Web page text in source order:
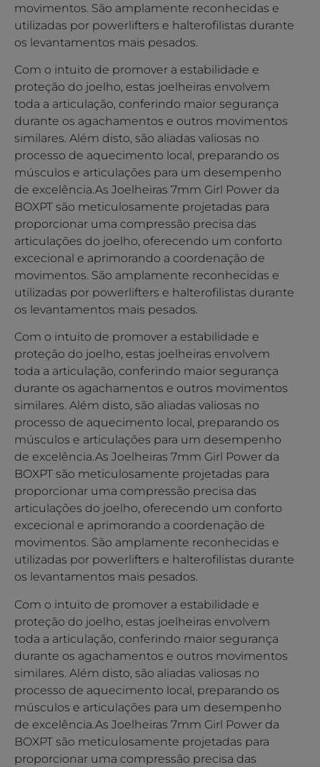
movimentos. São amplamente reconhecidas e
utilizadas por powerlifters e halterofilistas durante
os levantamentos mais pesados.
Com o intuito de promover a estabilidade e
proteção do joelho, estas joelheiras envolvem
toda a articulação, conferindo maior segurança
durante os agachamentos e outros movimentos
similares. Além disto, são aliadas valiosas no
processo de aquecimento local, preparando os
músculos e articulações para um desempenho
de excelência.As Joelheiras 7mm Girl Power da
BOXPT são meticulosamente projetadas para
proporcionar uma compressão precisa das
articulações do joelho, oferecendo um conforto
excecional e aprimorando a coordenação de
movimentos. São amplamente reconhecidas e
utilizadas por powerlifters e halterofilistas durante
os levantamentos mais pesados.
Com o intuito de promover a estabilidade e
proteção do joelho, estas joelheiras envolvem
toda a articulação, conferindo maior segurança
durante os agachamentos e outros movimentos
similares. Além disto, são aliadas valiosas no
processo de aquecimento local, preparando os
músculos e articulações para um desempenho
de excelência.As Joelheiras 7mm Girl Power da
BOXPT são meticulosamente projetadas para
proporcionar uma compressão precisa das
articulações do joelho, oferecendo um conforto
excecional e aprimorando a coordenação de
movimentos. São amplamente reconhecidas e
utilizadas por powerlifters e halterofilistas durante
os levantamentos mais pesados.
Com o intuito de promover a estabilidade e
proteção do joelho, estas joelheiras envolvem
toda a articulação, conferindo maior segurança
durante os agachamentos e outros movimentos
similares. Além disto, são aliadas valiosas no
processo de aquecimento local, preparando os
músculos e articulações para um desempenho
de excelência.As Joelheiras 7mm Girl Power da
BOXPT são meticulosamente projetadas para
proporcionar uma compressão precisa das